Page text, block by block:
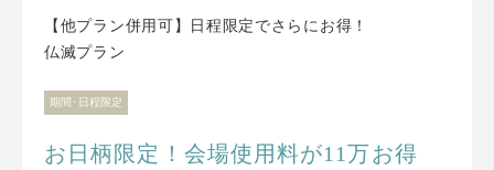
【他プラン併用可】日程限定でさらにお得！
仏滅プラン
期間･日程限定
お日柄限定！会場使用料が11万お得